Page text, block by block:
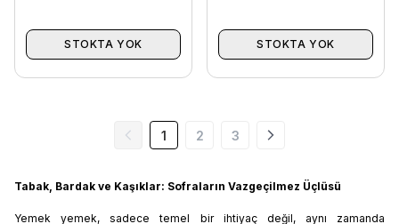
STOKTA YOK STOKTA YOK
1 2 3
Tabak, Bardak ve Kaşıklar: Sofraların Vazgeçilmez Üçlüsü
Yemek yemek, sadece temel bir ihtiyaç değil, aynı zamanda